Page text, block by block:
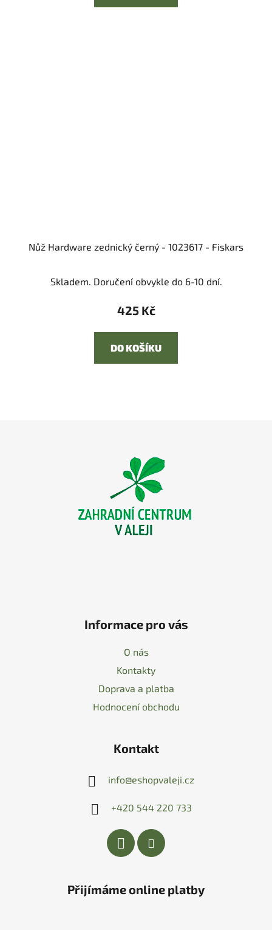
Nůž Hardware zednický černý - 1023617 - Fiskars
Skladem. Doručení obvykle do 6-10 dní.
425 Kč
DO KOŠÍKU
Informace pro vás
O nás
Kontakty
Doprava a platba
Hodnocení obchodu
Kontakt
info@eshopvaleji.cz
+420 544 220 733
Přijímáme online platby